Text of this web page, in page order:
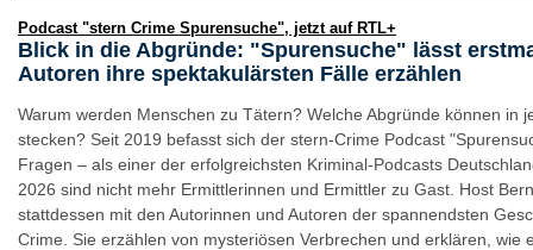
Podcast "stern Crime Spurensuche", jetzt auf RTL+
Blick in die Abgründe: "Spurensuche" lässt
Autoren ihre spektakulärsten Fälle erzählen
Warum werden Menschen zu Tätern? Welche Abgründe können in
stecken? Seit 2019 befasst sich der stern-Crime Podcast
Fragen – als einer der erfolgreichsten Kriminal-Podcasts
2026 sind nicht mehr Ermittlerinnen und Ermittler zu Gast. Host
stattdessen mit den Autorinnen und Autoren der spannendsten
Crime. Sie erzählen von mysteriösen Verbrechen und erklären, wie